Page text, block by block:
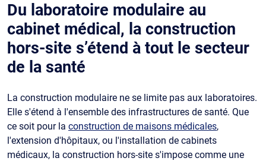
Du laboratoire modulaire au
cabinet médical, la construction
hors-site s’étend à tout le secteur
de la santé
La construction modulaire ne se limite pas aux laboratoires.
Elle s'étend à l'ensemble des infrastructures de santé. Que
ce soit pour la construction de maisons médicales,
l'extension d'hôpitaux, ou l'installation de cabinets
médicaux, la construction hors-site s'impose comme une